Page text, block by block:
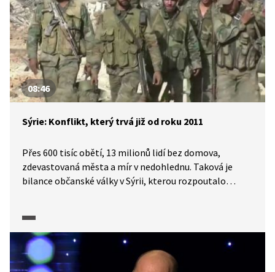
08:46
Sýrie: Konflikt, který trvá již od roku 2011
Přes 600 tisíc obětí, 13 milionů lidí bez domova,
zdevastovaná města a mír v nedohlednu. Taková je
bilance občanské války v Sýrii, kterou rozpoutalo
a vyvolal jednu z nejvážnějších humanitárních krizí
světa. O současné situaci v Sýrii hovoří zahraniční
zpravodaj ČT Václav Černohorský. Reportáž pochází
z 15. března 2023.